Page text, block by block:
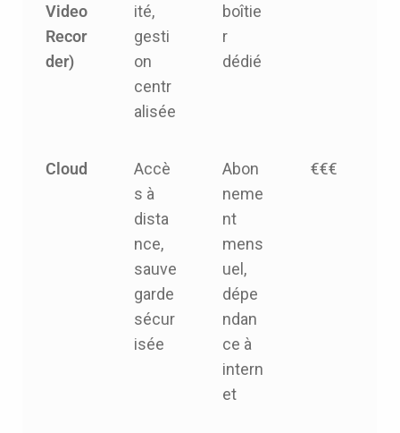
Video
Recor
der)
ité,
gesti
on
centr
alisée
boîtie
r
dédié
Cloud
Accè
s à
dista
nce,
sauve
garde
sécur
isée
Abon
neme
nt
mens
uel,
dépe
ndan
ce à
intern
et
€€€